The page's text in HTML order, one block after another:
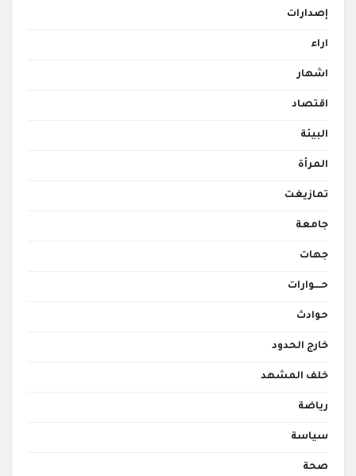
إصدارات
اراء
اشهار
اقتصاد
البيئة
المرأة
تمازيغت
جامعة
جهات
حــــوارات
حوادث
خارج الحدود
خلف المشهد
رياضة
سياسة
صحة